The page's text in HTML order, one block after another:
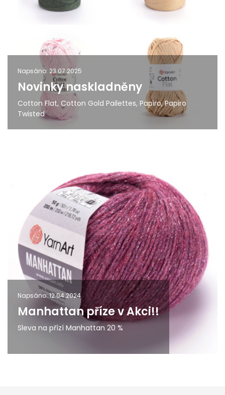
Napsáno: 23.07.2025
Novinky naskladněny
Cotton Flat, Cotton Gold Pailettes, Papiro, Papiro
Twisted
Napsáno: 12.04.2024
Manhattan příze v Akci!!
Sleva na přízí Manhattan 20 %